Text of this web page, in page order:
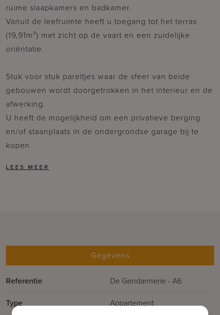
ruime slaapkamers en badkamer.
Vanuit de leefruimte heeft u toegang tot het terras
(19,91m²) met zicht op de vaart en een zuidelijke
oriëntatie.
Stuk voor stuk pareltjes waar de sfeer van beide
gebouwen wordt doorgetrokken in het interieur en de
afwerking.
U heeft de mogelijkheid om een privatieve berging
en/of staanplaats in de ondergrondse garage bij te
kopen
Gegevens
Referentie
De Gendarmerie - A6
Type
Appartement